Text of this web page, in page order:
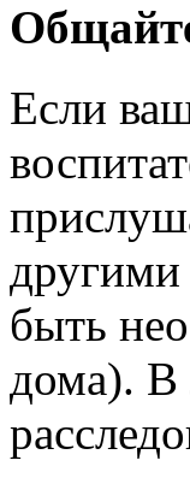
Если
быть
дома). В